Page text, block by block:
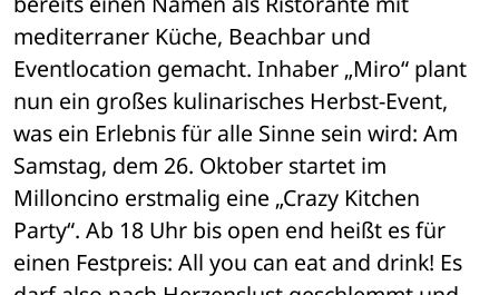
mediterraner Küche, Beachbar und
Eventlocation gemacht. Inhaber „Miro“ plant
nun ein großes kulinarisches Herbst-Event,
was ein Erlebnis für alle Sinne sein wird: Am
Samstag, dem 26. Oktober startet im
Milloncino erstmalig eine „Crazy Kitchen
Party“. Ab 18 Uhr bis open end heißt es für
einen Festpreis: All you can eat and drink! Es